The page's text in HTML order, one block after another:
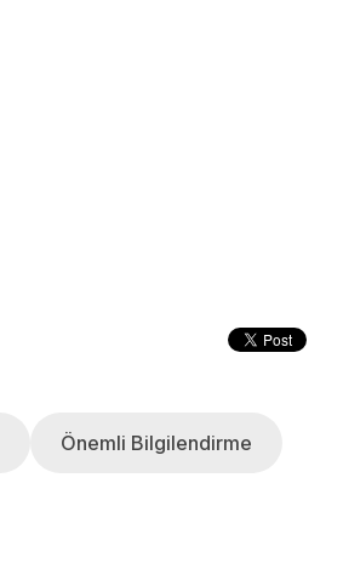
Önemli Bilgilendirme